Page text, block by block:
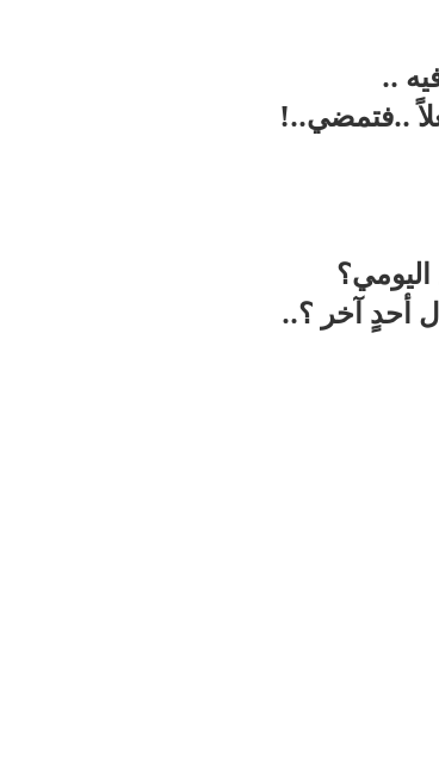
..
..فتمضي!..
أحدٍ آخر ؟..